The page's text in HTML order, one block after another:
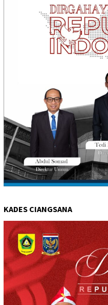
KADES CIANGSANA